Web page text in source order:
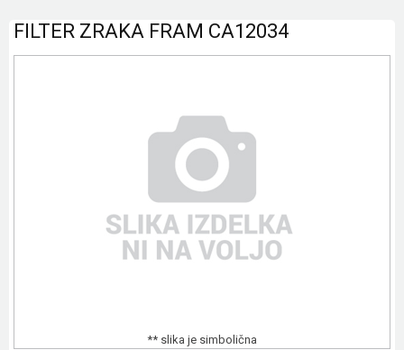
FILTER ZRAKA FRAM CA12034
** slika je simbolična